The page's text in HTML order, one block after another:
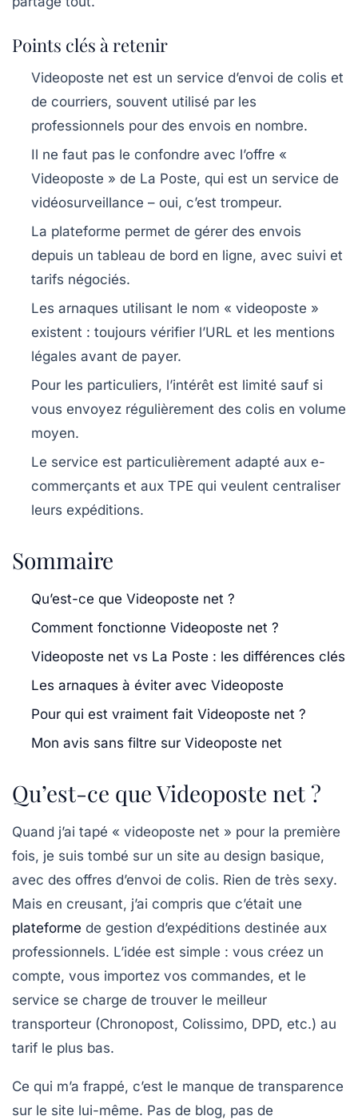
Points clés à retenir
Videoposte net est un service d’envoi de colis et
de courriers, souvent utilisé par les
professionnels pour des envois en nombre.
Il ne faut pas le confondre avec l’offre «
Videoposte » de La Poste, qui est un service de
vidéosurveillance – oui, c’est trompeur.
La plateforme permet de gérer des envois
depuis un tableau de bord en ligne, avec suivi et
tarifs négociés.
Les arnaques utilisant le nom « videoposte »
existent : toujours vérifier l’URL et les mentions
légales avant de payer.
Pour les particuliers, l’intérêt est limité sauf si
vous envoyez régulièrement des colis en volume
moyen.
Le service est particulièrement adapté aux e-
commerçants et aux TPE qui veulent centraliser
leurs expéditions.
Sommaire
Qu’est-ce que Videoposte net ?
Comment fonctionne Videoposte net ?
Videoposte net vs La Poste : les différences clés
Les arnaques à éviter avec Videoposte
Pour qui est vraiment fait Videoposte net ?
Mon avis sans filtre sur Videoposte net
Qu’est-ce que Videoposte net ?
Quand j’ai tapé « videoposte net » pour la première
fois, je suis tombé sur un site au design basique,
avec des offres d’envoi de colis. Rien de très sexy.
Mais en creusant, j’ai compris que c’était une
plateforme de gestion d’expéditions destinée aux
professionnels. L’idée est simple : vous créez un
compte, vous importez vos commandes, et le
service se charge de trouver le meilleur
transporteur (Chronopost, Colissimo, DPD, etc.) au
tarif le plus bas.
Ce qui m’a frappé, c’est le manque de transparence
sur le site lui-même. Pas de blog, pas de